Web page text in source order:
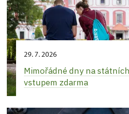
29. 7. 2026
Mimořádné dny na
vstupem zdarma